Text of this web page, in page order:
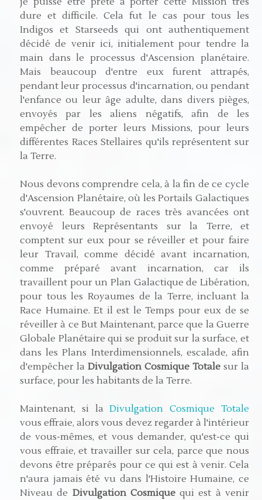
dure et difficile. Cela fut le cas pour tous les
Indigos et Starseeds qui ont authentiquement
décidé de venir ici, initialement pour tendre la
main dans le processus d'Ascension planétaire.
Mais beaucoup d'entre eux furent attrapés,
pendant leur processus d'incarnation, ou pendant
l'enfance ou leur âge adulte, dans divers pièges,
envoyés par les aliens négatifs, afin de les
empêcher de porter leurs Missions, pour leurs
différentes Races Stellaires qu'ils représentent sur
la Terre.
Nous devons comprendre cela, à la fin de ce cycle
d'Ascension Planétaire, où les Portails Galactiques
s'ouvrent. Beaucoup de races très avancées ont
envoyé leurs Représentants sur la Terre, et
comptent sur eux pour se réveiller et pour faire
leur Travail, comme décidé avant incarnation,
comme préparé avant incarnation, car ils
travaillent pour un Plan Galactique de Libération,
pour tous les Royaumes de la Terre, incluant la
Race Humaine. Et il est le Temps pour eux de se
réveiller à ce But Maintenant, parce que la Guerre
Globale Planétaire qui se produit sur la surface, et
dans les Plans Interdimensionnels, escalade, afin
d'empêcher la Divulgation Cosmique Totale sur la
surface, pour les habitants de la Terre.
Maintenant, si laDivulgation Cosmique Totale
vous effraie, alors vous devez regarder à l'intérieur
de vous-mêmes, et vous demander, qu'est-ce qui
vous effraie, et travailler sur cela, parce que nous
devons être préparés pour ce qui est à venir. Cela
n'aura jamais été vu dans l'Histoire Humaine, ce
Niveau de Divulgation Cosmiquequi est à venir